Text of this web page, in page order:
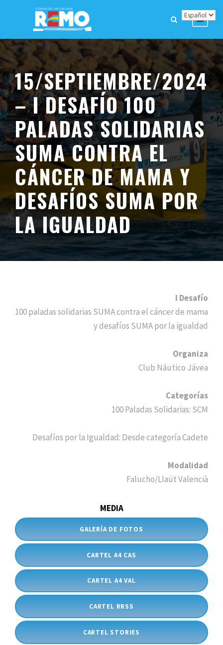
15/SEPTIEMBRE/2024
– I DESAFÍO 100
PALADAS SOLIDARIAS
SUMA CONTRA EL
CÁNCER DE MAMA Y
DESAFÍOS SUMA POR
LA IGUALDAD
I Desafío
100 paladas solidarias SUMA contra el cáncer de mama
y desafíos SUMA por la igualdad
Organiza
Club Náutico Jávea
Categorías
100 Paladas Solidarias: SCM
Desafíos por la Igualdad: Desde categoría Cadete
Modalidad
Falucho/Llaüt Valencià
MEDIA
GALERÍA DE FOTOS
CARTEL A4 CAS
CARTEL A4 VAL
CARTEL RRSS
CARTEL STORIES